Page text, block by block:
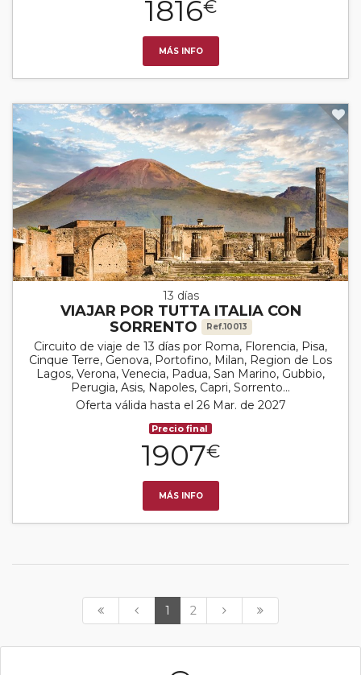
1816€
MÁS INFO
13 días
VIAJAR POR TUTTA ITALIA CON
SORRENTO
Ref.10013
Circuito de viaje de 13 días por Roma, Florencia, Pisa,
Cinque Terre, Genova, Portofino, Milan, Region de Los
Lagos, Verona, Venecia, Padua, San Marino, Gubbio,
Perugia, Asis, Napoles, Capri, Sorrento...
Oferta válida hasta el 26 Mar. de 2027
Precio final
1907€
MÁS INFO
1 2